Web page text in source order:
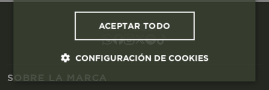
SOBRE LA MARCA
ACEPTAR TODO
CONFIGURACIÓN DE COOKIES